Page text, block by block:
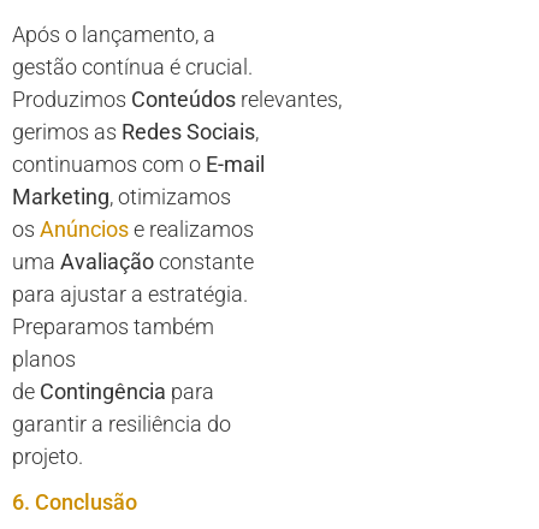
Após o lançamento, a
gestão contínua é crucial.
Produzimos Conteúdos relevantes,
gerimos as Redes Sociais,
continuamos com o E-mail
Marketing, otimizamos
os Anúnciose realizamos
uma Avaliaçãoconstante
para ajustar a estratégia.
Preparamos também
planos
de Contingência para
garantir a resiliência do
projeto.
6. Conclusão